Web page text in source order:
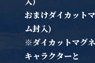
おまけダイカット
ム封入)
※ダイカットマグ
キャラクターと